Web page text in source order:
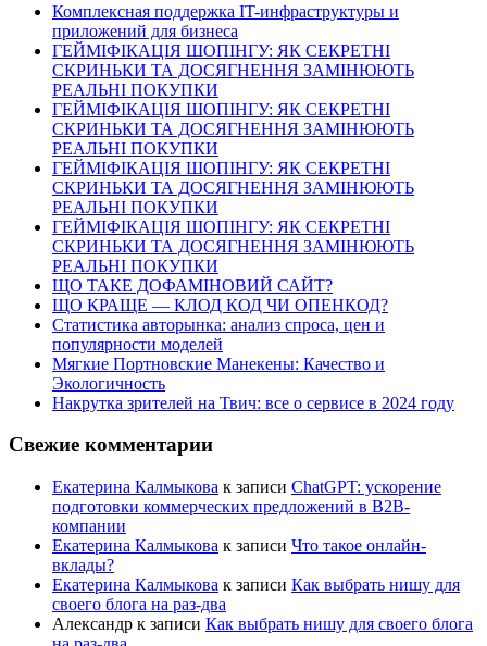
Комплексная поддержка IT-инфраструктуры и
приложений для бизнеса
ГЕЙМІФІКАЦІЯ ШОПІНГУ: ЯК СЕКРЕТНІ
СКРИНЬКИ ТА ДОСЯГНЕННЯ ЗАМІНЮЮТЬ
РЕАЛЬНІ ПОКУПКИ
ГЕЙМІФІКАЦІЯ ШОПІНГУ: ЯК СЕКРЕТНІ
СКРИНЬКИ ТА ДОСЯГНЕННЯ ЗАМІНЮЮТЬ
РЕАЛЬНІ ПОКУПКИ
ГЕЙМІФІКАЦІЯ ШОПІНГУ: ЯК СЕКРЕТНІ
СКРИНЬКИ ТА ДОСЯГНЕННЯ ЗАМІНЮЮТЬ
РЕАЛЬНІ ПОКУПКИ
ГЕЙМІФІКАЦІЯ ШОПІНГУ: ЯК СЕКРЕТНІ
СКРИНЬКИ ТА ДОСЯГНЕННЯ ЗАМІНЮЮТЬ
РЕАЛЬНІ ПОКУПКИ
ЩО ТАКЕ ДОФАМІНОВИЙ САЙТ?
ЩО КРАЩЕ — КЛОД КОД ЧИ ОПЕНКОД?
Статистика авторынка: анализ спроса, цен и
популярности моделей
Мягкие Портновские Манекены: Качество и
Экологичность
Накрутка зрителей на Твич: все о сервисе в 2024 году
Свежие комментарии
Екатерина Калмыкова к записи ChatGPT: ускорение
подготовки коммерческих предложений в B2B-
компании
Екатерина Калмыкова к записи Что такое онлайн-
вклады?
Екатерина Калмыкова к записи Как выбрать нишу для
своего блога на раз-два
Александр к записи Как выбрать нишу для своего блога